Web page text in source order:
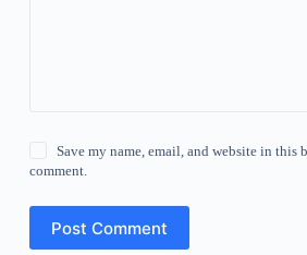
Save my name, email, and website in this
comment.
Post Comment